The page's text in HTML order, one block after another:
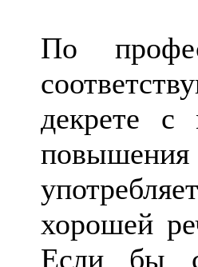
По
декрете
хорошей
Если бы